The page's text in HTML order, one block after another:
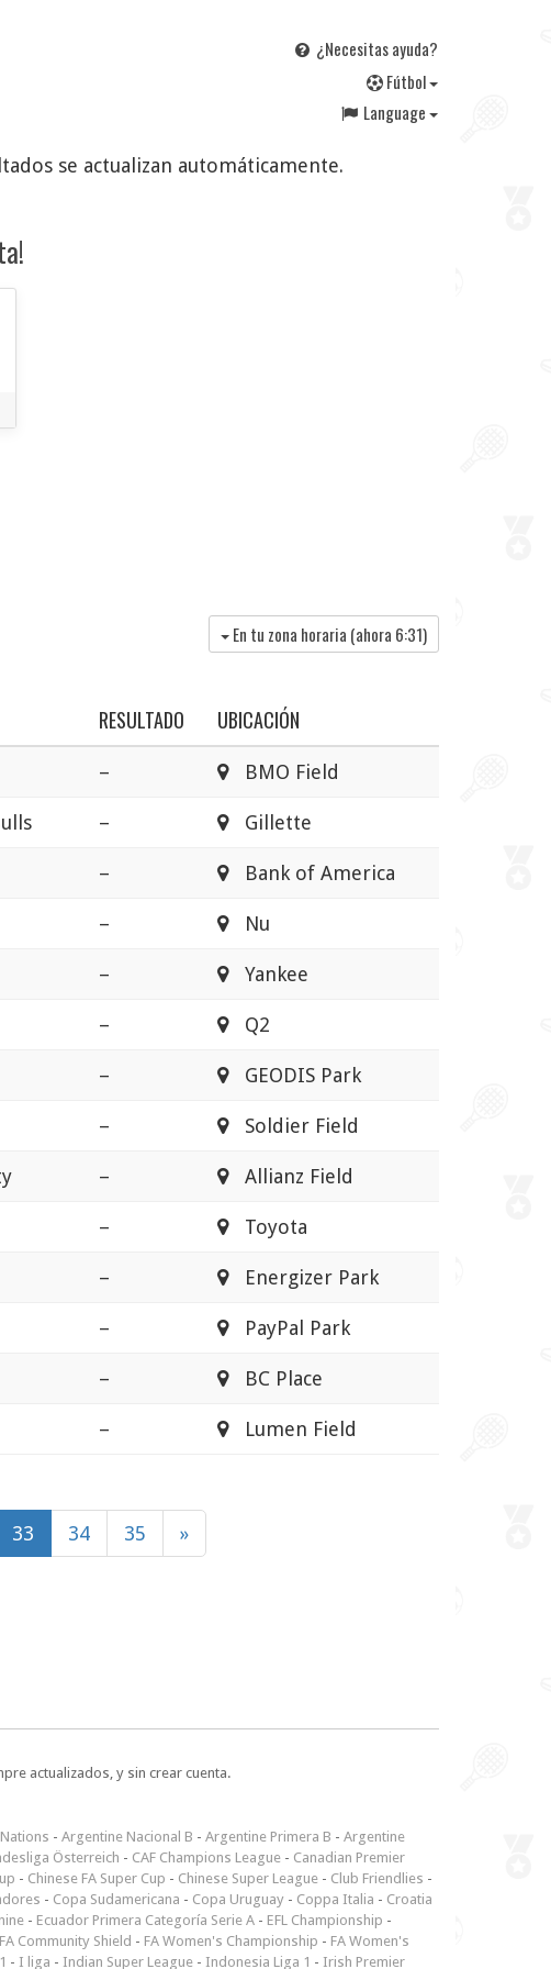
¿Necesitas ayuda?
Fútbol
Language
se actualizan automáticamente.
En tu zona horaria (ahora 6:31)
RESULTADO UBICACIÓN
– BMO Field
– Gillette
– Bank of America
– Nu
– Yankee
– Q2
– GEODIS Park
– Soldier Field
– Allianz Field
– Toyota
– Energizer Park
– PayPal Park
– BC Place
– Lumen Field
33 34 35 »
actualizados, y sin crear cuenta.
- Argentine Nacional B - Argentine Primera B - Argentine
Österreich - CAF Champions League - Canadian Premier
- Chinese FA Super Cup - Chinese Super League - Club Friendlies -
- Copa Sudamericana - Copa Uruguay - Coppa Italia - Croatia
- Ecuador Primera Categoría Serie A - EFL Championship -
FA Community Shield - FA Women's Championship - FA Women's
- I liga - Indian Super League - Indonesia Liga 1 - Irish Premier